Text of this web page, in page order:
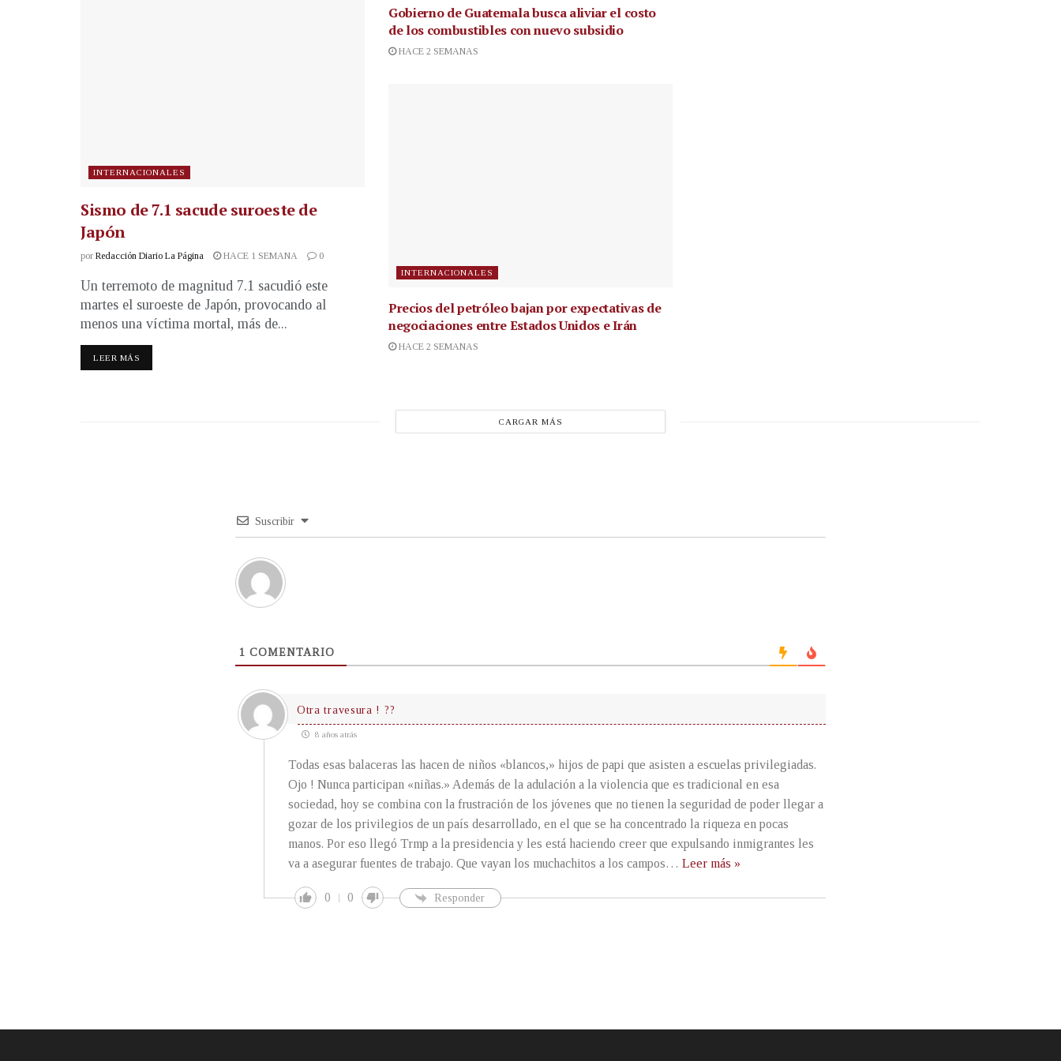
INTERNACIONALES
Sismo de 7.1 sacude suroeste de
Japón
por Redacción Diario La Página HACE 1 SEMANA 0
Un terremoto de magnitud 7.1 sacudió este
martes el suroeste de Japón, provocando al
menos una víctima mortal, más de...
LEER MÁS
Gobierno de Guatemala busca aliviar el costo
de los combustibles con nuevo subsidio
HACE 2 SEMANAS
INTERNACIONALES
Precios del petróleo bajan por expectativas de
negociaciones entre Estados Unidos e Irán
HACE 2 SEMANAS
CARGAR MÁS
Suscribir
1 COMENTARIO
Otra travesura ! ??
8 años atrás
Todas esas balaceras las hacen de niños «blancos,» hijos de papi que asisten a escuelas privilegiadas.
Ojo ! Nunca participan «niñas.» Además de la adulación a la violencia que es tradicional en esa
sociedad, hoy se combina con la frustración de los jóvenes que no tienen la seguridad de poder llegar a
gozar de los privilegios de un país desarrollado, en el que se ha concentrado la riqueza en pocas
manos. Por eso llegó Trmp a la presidencia y les está haciendo creer que expulsando inmigrantes les
va a asegurar fuentes de trabajo. Que vayan los muchachitos a los campos… Leer más »
0 0 Responder